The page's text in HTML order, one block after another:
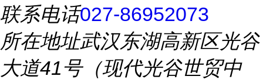
联系电话027-86952073
所在地址武汉东湖高新区光谷
大道41号（现代光谷世贸中